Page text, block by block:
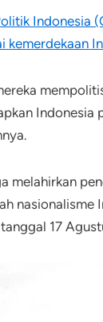
Indonesia
kemerdekaan
melahirkan
nasionalisme
17